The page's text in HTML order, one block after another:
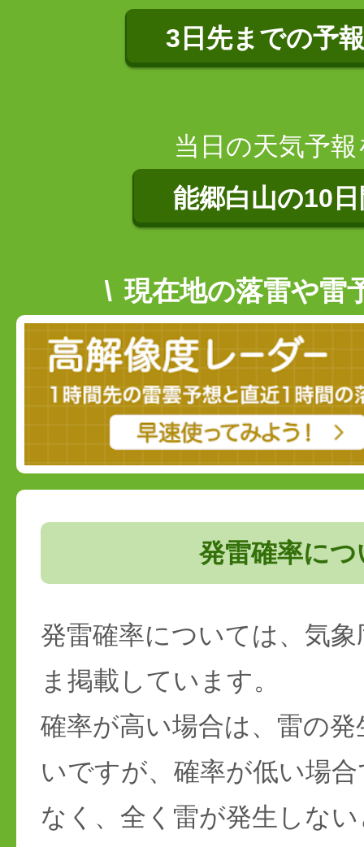
3日先までの予
当日の天気予
能郷白山の10
現在地の落雷や雷
発雷確率につ
発雷確率については、気
ま掲載しています。
確率が高い場合は、雷の
いですが、確率が低い場
なく、全く雷が発生しな